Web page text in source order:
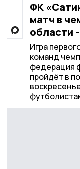
ФК
матч в
области
Игра
команд
федерация
пройдёт в